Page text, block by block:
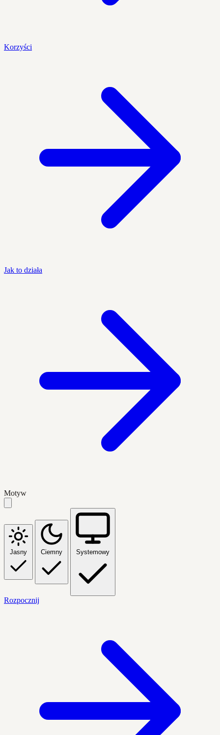
Korzyści
Jak to działa
Motyw
Jasny Ciemny Systemowy
Rozpocznij